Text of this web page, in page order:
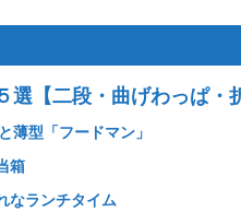
【二段・曲げわっぱ・
薄型「フードマン」
箱
なランチタイム